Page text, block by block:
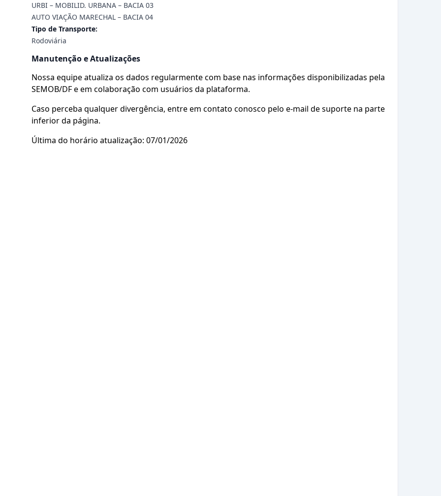
URBI – MOBILID. URBANA – BACIA 03
AUTO VIAÇÃO MARECHAL – BACIA 04
Tipo de Transporte:
Rodoviária
Manutenção e Atualizações
Nossa equipe atualiza os dados regularmente com base nas informações disponibilizadas pela
SEMOB/DF e em colaboração com usuários da plataforma.
Caso perceba qualquer divergência, entre em contato conosco pelo e-mail de suporte na parte
inferior da página.
Última do horário atualização: 07/01/2026